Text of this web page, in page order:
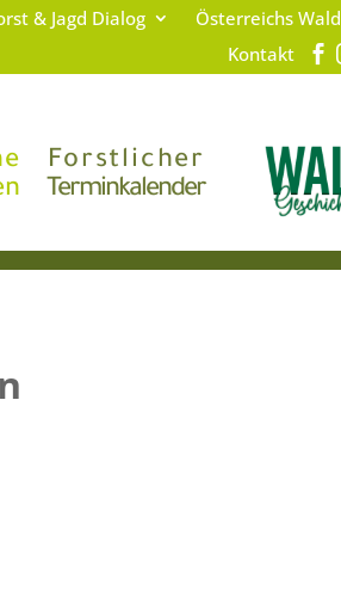
& Jagd Dialog Österreichs Wald
Kontakt
Forstlicher
Terminkalender